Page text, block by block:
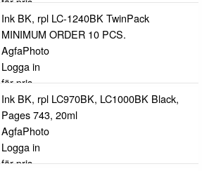
Ink BK, rpl LC-1240BK TwinPack
MINIMUM ORDER 10 PCS.
AgfaPhoto
Logga in
för pris
Ink BK, rpl LC970BK, LC1000BK Black,
Pages 743, 20ml
AgfaPhoto
Logga in
för pris